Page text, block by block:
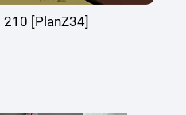
210 [PlanZ34]